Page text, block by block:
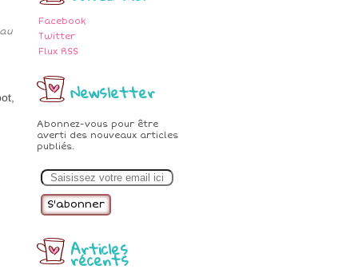
Facebook
Twitter
Flux RSS
Newsletter
Abonnez-vous pour être
averti des nouveaux articles
publiés.
m
Articles
récents